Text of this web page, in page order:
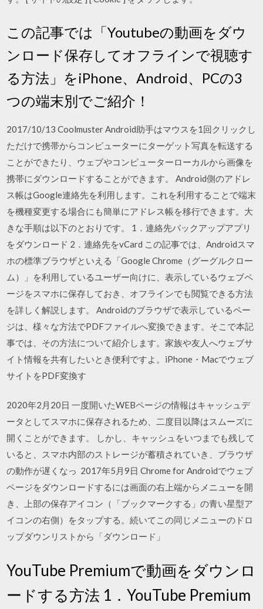
この記事では「Youtubeの動画をダウ
ンロード保存してオフラインで視聴す
る方法」をiPhone、Android、PCの3
つの端末別でご紹介！
2017/10/13 Coolmuster Android助手はマウスを1回クリックし
ただけで携帯からコンピューターにターゲット写真を転送する
ことができたり、ウェブやコンピューターローカルから画像を
携帯にダウンロードすることができます。 Android側のアドレ
ス帳はGoogle連絡先を利用します。これを利用することで端末
を機種変更する場合にも簡単にアドレス帳を移行できます。大
きな手順は以下のとおりです。 1．連絡先バックアップアプリ
をダウンロード 2．連絡先をvCard この記事では、Androidスマ
ホの標準ブラウザといえる「Google Chrome（グーグルクロー
ム）」を利用しているユーザー向けに、表示しているウェブペ
ージをスマホに保存しておき、オフラインでも閲覧できる方法
を詳しく解説します。 Androidのブラウザで表示しているペー
ジは、様々な方法でPDFファイルへ変換できます。そこで本記
事では、その方法について紹介します。家族や友人へウェブサ
イト情報を共有したいとき便利ですよ。iPhone・Macでウェブ
サイトをPDF変換す
2020年2月20日 一度開いたWEBページの情報はキャッシュデ
ータとしてスマホに保存されるため、二度目以降はスムーズに
開くことができます。 しかし、キャッシュをいつまでも残して
いると、スマホ内部のストレージが蓄積されていき、ブラウザ
の動作が遅くなっ 2017年5月9日 Chrome for Androidでウェブ
ページをダウンロードするには画面の右上端からメニューを開
き、上部の保存アイコン（「ブックマークする」の青い星型ア
イコンの右側）をタップする。続いてこの同じメニューのドロ
ップダウンリストから「ダウンロード」
YouTube Premiumで動画をダウンロ
ードする方法 1．YouTube Premium